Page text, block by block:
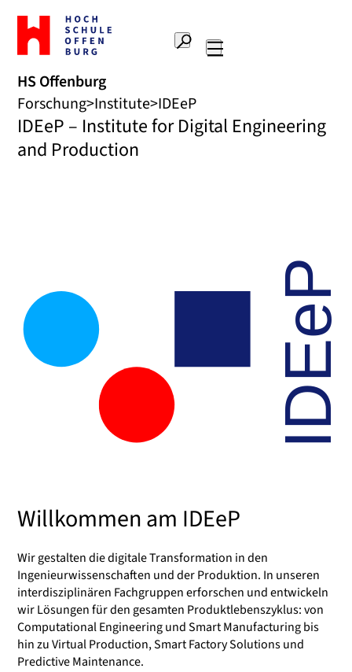
Zur
Startseite
Hochschule
Offenburg
Suche
HS Offenburg
Forschung Institute IDEeP
IDEeP – Institute for Digital Engineering
and Production
Willkommen am IDEeP
Wir gestalten die digitale Transformation in den
Ingenieurwissenschaften und der Produktion. In unseren
interdisziplinären Fachgruppen erforschen und entwickeln
wir Lösungen für den gesamten Produktlebenszyklus: von
Computational Engineering und Smart Manufacturing bis
hin zu Virtual Production, Smart Factory Solutions und
Predictive Maintenance.